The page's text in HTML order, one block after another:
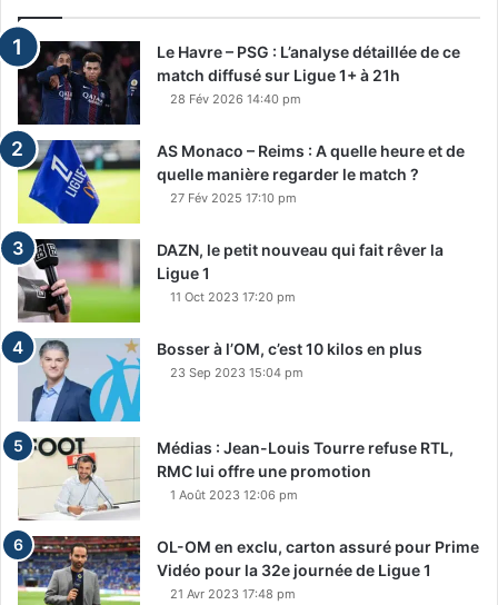
Le Havre – PSG : L’analyse détaillée de ce
match diffusé sur Ligue 1+ à 21h
28 Fév 2026 14:40 pm
AS Monaco – Reims : A quelle heure et de
quelle manière regarder le match ?
27 Fév 2025 17:10 pm
DAZN, le petit nouveau qui fait rêver la
Ligue 1
11 Oct 2023 17:20 pm
Bosser à l’OM, c’est 10 kilos en plus
23 Sep 2023 15:04 pm
Médias : Jean-Louis Tourre refuse RTL,
RMC lui offre une promotion
1 Août 2023 12:06 pm
OL-OM en exclu, carton assuré pour Prime
Vidéo pour la 32e journée de Ligue 1
21 Avr 2023 17:48 pm